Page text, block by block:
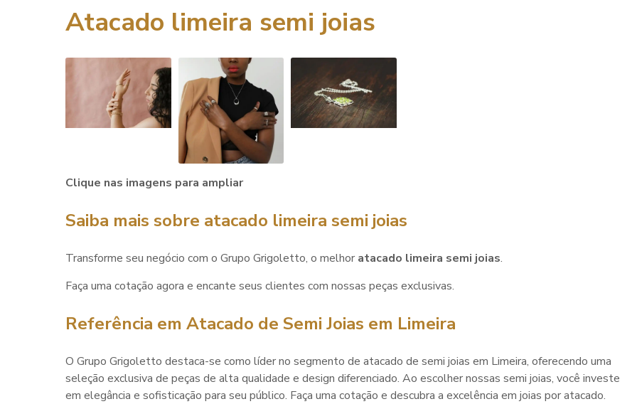
Atacado limeira semi joias
Clique nas imagens para ampliar
Saiba mais sobre atacado limeira semi joias
Transforme seu negócio com o Grupo Grigoletto, o melhor atacado limeira semi joias.
Faça uma cotação agora e encante seus clientes com nossas peças exclusivas.
Referência em Atacado de Semi Joias em Limeira
O Grupo Grigoletto destaca-se como líder no segmento de atacado de semi joias em Limeira, oferecendo uma
seleção exclusiva de peças de alta qualidade e design diferenciado. Ao escolher nossas semi joias, você investe
em elegância e sofisticação para seu público. Faça uma cotação e descubra a excelência em joias por atacado.